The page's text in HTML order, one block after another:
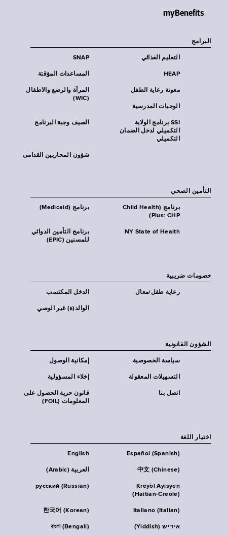
myBenefits
البرامج
SNAP التعليم الغذائي
المساعدات المؤقتة HEAP
المرآة والرضع والاطفال
(WIC)
معونة رعاية الطفل
الوجبات المدرسية
الصيف وجبة البرنامج
SSI برنامج الولاية
التكميلي لدخل الضمان
التكميلي
شؤون المحاربين القدامى
التأمين الصحي
برنامج (Medicaid)
برنامج (Child Health
Plus: CHP)
برنامج التأمين الدوائي
للمسنين (EPIC)
NY State of Health
خصومات ضريبية
الدخل المكتسب رعاية طفل/معال
الوالد(ة) غير الوصي
الشؤون القانونية
إمكانية الوصول سياسة الخصوصية
إخلاء المسؤولية التسهيلات المعقولة
قانون حرية الحصول على
المعلومات (FOIL)
اتصل بنا
اختيار اللغة
English Español (Spanish)
العربية (Arabic) 中文 (Chinese)
русский (Russian)
Kreyòl Ayisyen
(Haitian-Creole)
한국어 (Korean) Italiano (Italian)
বাংলা (Bengali) אידיש (Yiddish)